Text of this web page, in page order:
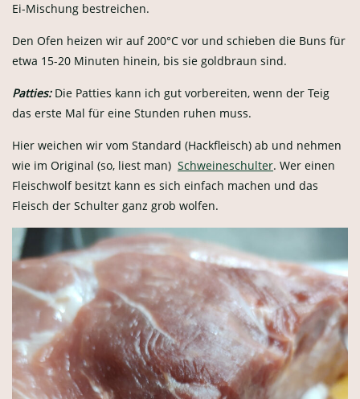
Ei-Mischung bestreichen.
Den Ofen heizen wir auf 200°C vor und schieben die Buns für
etwa 15-20 Minuten hinein, bis sie goldbraun sind.
Patties: Die Patties kann ich gut vorbereiten, wenn der Teig
das erste Mal für eine Stunden ruhen muss.
Hier weichen wir vom Standard (Hackfleisch) ab und nehmen
wie im Original (so, liest man) Schweineschulter. Wer einen
Fleischwolf besitzt kann es sich einfach machen und das
Fleisch der Schulter ganz grob wolfen.